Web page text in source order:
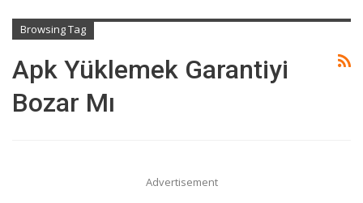
Browsing Tag
Apk Yüklemek Garantiyi
Bozar Mı
Advertisement